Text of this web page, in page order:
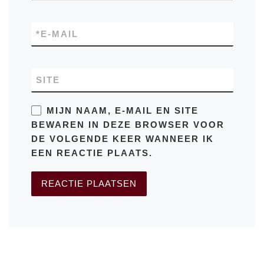
E-MAIL
*
SITE
MIJN NAAM, E-MAIL EN SITE
BEWAREN IN DEZE BROWSER VOOR
DE VOLGENDE KEER WANNEER IK
EEN REACTIE PLAATS.